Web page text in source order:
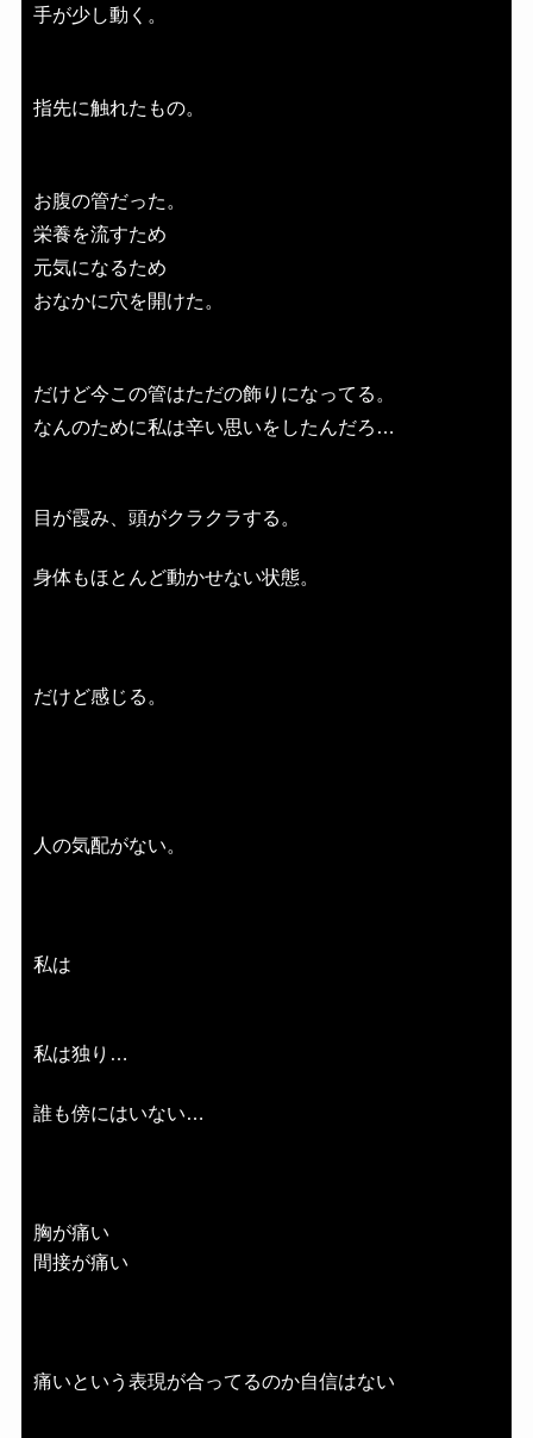
手が少し動く。
指先に触れたもの。
お腹の管だった。
栄養を流すため
元気になるため
おなかに穴を開けた。
だけど今この管はただの飾りになってる。
なんのために私は辛い思いをしたんだろ…
目が霞み、頭がクラクラする。
身体もほとんど動かせない状態。
だけど感じる。
人の気配がない。
私は
私は独り…
誰も傍にはいない…
胸が痛い
間接が痛い
痛いという表現が合ってるのか自信はない